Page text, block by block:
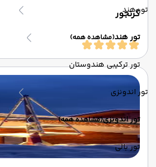
تور هند
تور هند(مشاهده همه)
تور ترکیبی هندوستان
تور اندونزی
تور اندونزی(مشاهده همه)
تور بالی
گرنجور